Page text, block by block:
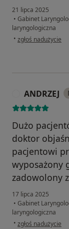
21 lipca 2025
• Gabinet
laryngologiczna
• w opinii
zgłoś nadużycie
ANDRZEJ
Dużo
doktor
pacjentowi
wyposażony
zadowolony
17 lipca 2025
• Gabinet
laryngologiczna
• w opinii
zgłoś nadużycie